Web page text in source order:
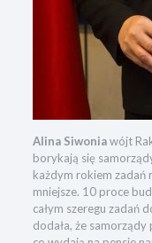
Alina Siwoniawójt
borykają się
każdym rokiem zadań
mniejsze. 10 proce
całym szeregu zadań
dodała, że